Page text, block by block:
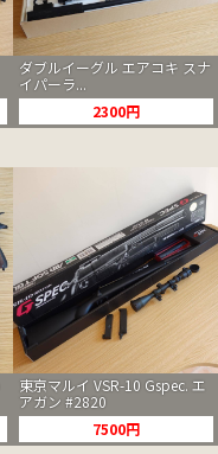
ダブルイーグル エアコキ スナ
イパーラ...
2300円
東京マルイ VSR-10 Gspec. エ
アガン #2820
7500円